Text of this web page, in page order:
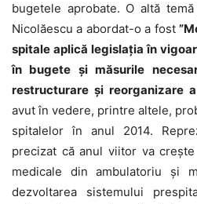
bugetele aprobate. O altă
Nicolăescu a abordat-o a fost
spitale aplică legislația în
în bugete și măsurile
restructurare și reorganizare
avut în vedere, printre altele,
spitalelor în anul 2014.
precizat că anul viitor va
medicale din ambulatoriu și
dezvoltarea sistemului